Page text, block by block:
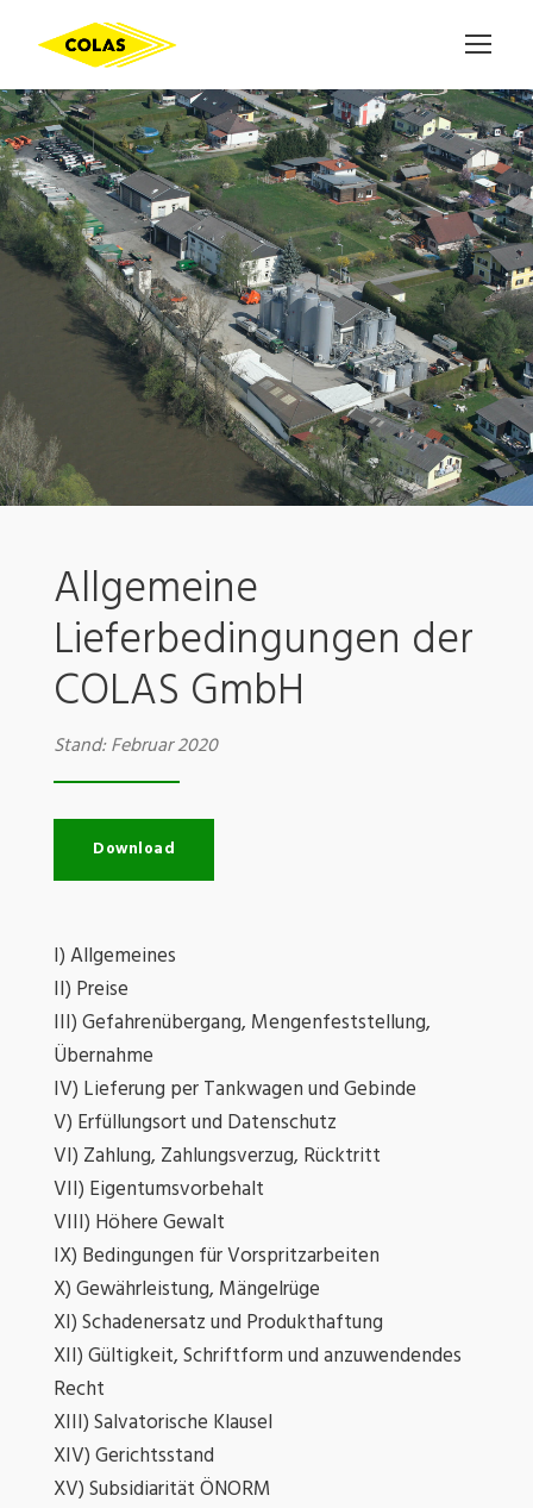
Allgemeine
Lieferbedingungen der
COLAS GmbH
Stand: Februar 2020
Download
I) Allgemeines
II) Preise
III) Gefahrenübergang, Mengenfeststellung,
Übernahme
IV) Lieferung per Tankwagen und Gebinde
V) Erfüllungsort und Datenschutz
VI) Zahlung, Zahlungsverzug, Rücktritt
VII) Eigentumsvorbehalt
VIII) Höhere Gewalt
IX) Bedingungen für Vorspritzarbeiten
X) Gewährleistung, Mängelrüge
XI) Schadenersatz und Produkthaftung
XII) Gültigkeit, Schriftform und anzuwendendes
Recht
XIII) Salvatorische Klausel
XIV) Gerichtsstand
XV) Subsidiarität ÖNORM